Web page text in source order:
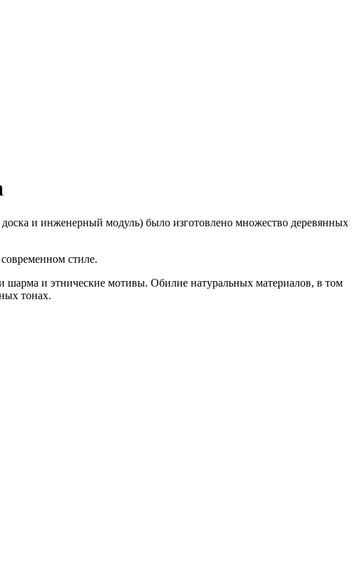
и инженерный модуль) было изготовлено множество деревянных
стиле.
и этнические мотивы. Обилие натуральных материалов, в том
тонах.